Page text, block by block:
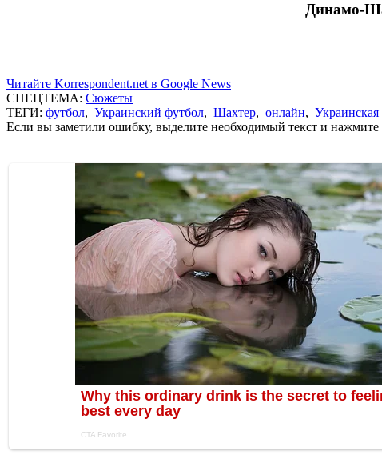
Динамо-
Читайте Korrespondent.net в Google News
СПЕЦТЕМА: Сюжеты
ТЕГИ: футбол, Украинский футбол, Шахтер, онлайн,
Если вы заметили ошибку, выделите необходимый текст и